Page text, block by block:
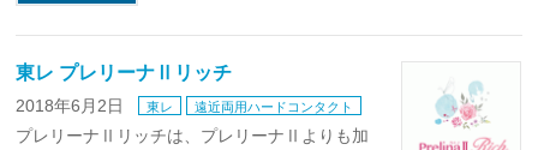
東レ プレリーナⅡリッチ
2018年6月2日 東レ 遠近両用ハードコンタクト
プレリーナⅡリッチは、プレリーナⅡよりも加